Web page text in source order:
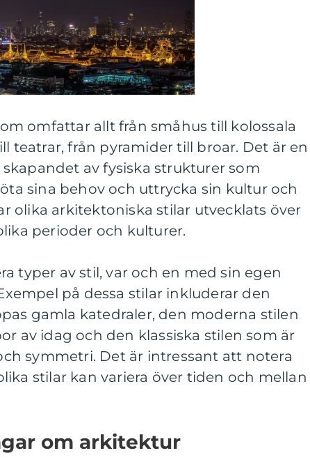
omfattar allt från småhus till kolossala
teatrar, från pyramider till broar. Det är en
av fysiska strukturer som
sina behov och uttrycka sin kultur och
olika arkitektoniska stilar utvecklats över
perioder och kulturer.
typer av stil, var och en med sin egen
på dessa stilar inkluderar den
gamla katedraler, den moderna stilen
av idag och den klassiska stilen som är
symmetri. Det är intressant att notera
stilar kan variera över tiden och mellan
om arkitektur